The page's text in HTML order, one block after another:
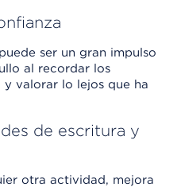
ser un gran impulso
al recordar los
y valorar lo lejos que ha
de escritura y
otra actividad, mejora